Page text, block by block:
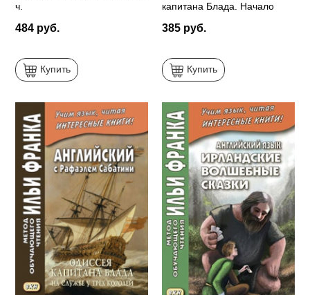
ч.
484 руб.
Купить
капитана Блада. Начало
385 руб.
Купить